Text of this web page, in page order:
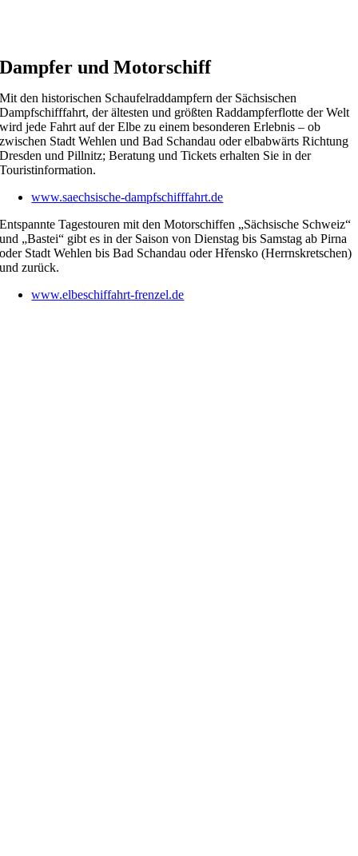
Dampfer und Motorschiff
Mit den historischen Schaufelraddampfern der Sächsischen
Dampfschifffahrt, der ältesten und größten Raddampferflotte der Welt
wird jede Fahrt auf der Elbe zu einem besonderen Erlebnis – ob
zwischen Stadt Wehlen und Bad Schandau oder elbabwärts Richtung
Dresden und Pillnitz; Beratung und Tickets erhalten Sie in der
Touristinformation.
www.saechsische-dampfschifffahrt.de
Entspannte Tagestouren mit den Motorschiffen „Sächsische Schweiz“
und „Bastei“ gibt es in der Saison von Dienstag bis Samstag ab Pirna
oder Stadt Wehlen bis Bad Schandau oder Hřensko (Herrnskretschen)
und zurück.
www.elbeschiffahrt-frenzel.de